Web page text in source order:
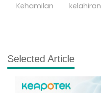
Kehamilan kelahiran
Selected Article